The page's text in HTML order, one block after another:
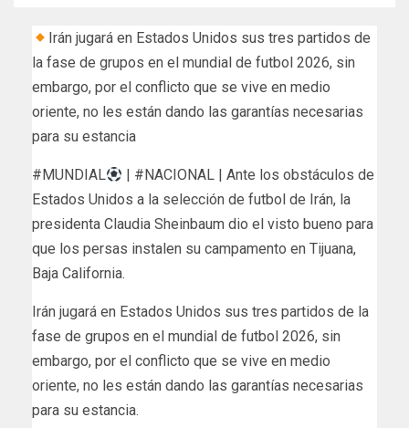
Irán jugará en Estados Unidos sus tres partidos de
la fase de grupos en el mundial de futbol 2026, sin
embargo, por el conflicto que se vive en medio
oriente, no les están dando las garantías necesarias
para su estancia
#MUNDIAL
| #NACIONAL | Ante los obstáculos de
Estados Unidos a la selección de futbol de Irán, la
presidenta Claudia Sheinbaum dio el visto bueno para
que los persas instalen su campamento en Tijuana,
Baja California.
Irán jugará en Estados Unidos sus tres partidos de la
fase de grupos en el mundial de futbol 2026, sin
embargo, por el conflicto que se vive en medio
oriente, no les están dando las garantías necesarias
para su estancia.